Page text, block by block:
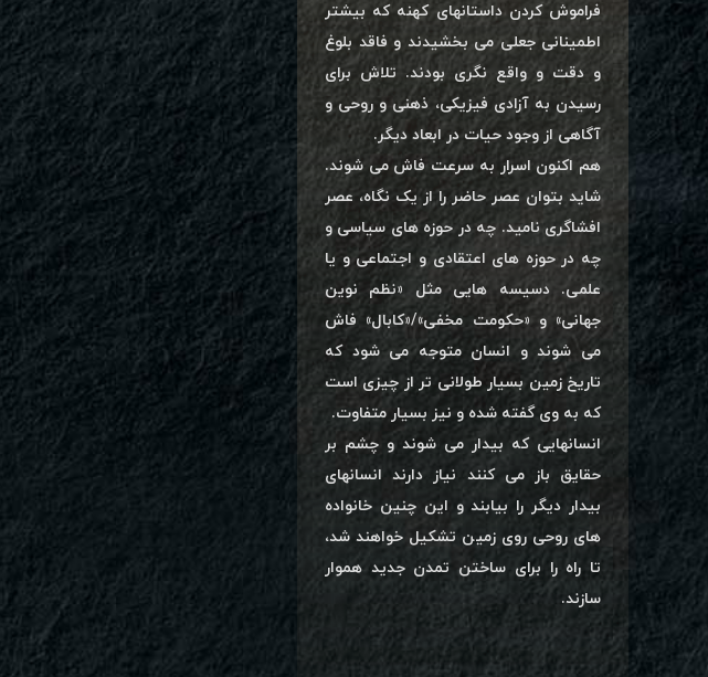
فراموش کردن داستانهای کهنه که بیشتر
اطمینانی جعلی می بخشیدند و فاقد بلوغ
و دقت و واقع نگری بودند. تلاش برای
رسیدن به آزادی فیزیکی، ذهنی و روحی و
آگاهی از وجود حیات در ابعاد دیگر.
هم اکنون اسرار به سرعت فاش می شوند.
شاید بتوان عصر حاضر را از یک نگاه، عصر
افشاگری نامید. چه در حوزه های سیاسی و
چه در حوزه های اعتقادی و اجتماعی و یا
علمی. دسیسه هایی مثل «نظم نوین
جهانی» و «حکومت مخفی»/«کابال» فاش
می شوند و انسان متوجه می شود که
تاریخ زمین بسیار طولانی تر از چیزی است
که به وی گفته شده و نیز بسیار متفاوت.
انسانهایی که بیدار می شوند و چشم بر
حقایق باز می کنند نیاز دارند انسانهای
بیدار دیگر را بیابند و این چنین خانواده
های روحی روی زمین تشکیل خواهند شد،
تا راه را برای ساختن تمدن جدید هموار
سازند.